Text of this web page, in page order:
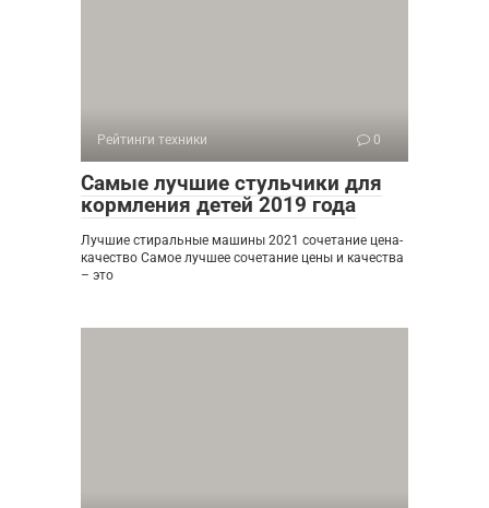
Рейтинги техники 0
Самые лучшие стульчики для
кормления детей 2019 года
Лучшие стиральные машины 2021 сочетание цена-
качество Самое лучшее сочетание цены и качества
– это